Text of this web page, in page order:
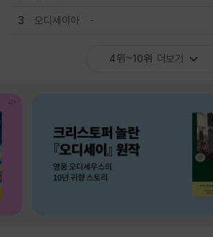
3 오디세이아
4위~10위 더보기